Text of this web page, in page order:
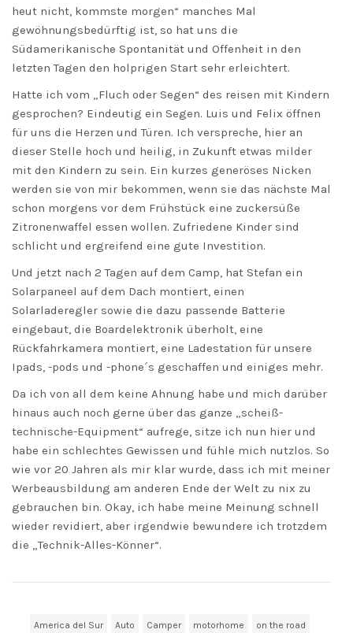
heut nicht, kommste morgen“ manches Mal
gewöhnungsbedürftig ist, so hat uns die
Südamerikanische Spontanität und Offenheit in den
letzten Tagen den holprigen Start sehr erleichtert.
Hatte ich vom „Fluch oder Segen“ des reisen mit Kindern
gesprochen? Eindeutig ein Segen. Luis und Felix öffnen
für uns die Herzen und Türen. Ich verspreche, hier an
dieser Stelle hoch und heilig, in Zukunft etwas milder
mit den Kindern zu sein. Ein kurzes generöses Nicken
werden sie von mir bekommen, wenn sie das nächste Mal
schon morgens vor dem Frühstück eine zuckersüße
Zitronenwaffel essen wollen. Zufriedene Kinder sind
schlicht und ergreifend eine gute Investition.
Und jetzt nach 2 Tagen auf dem Camp, hat Stefan ein
Solarpaneel auf dem Dach montiert, einen
Solarladeregler sowie die dazu passende Batterie
eingebaut, die Boardelektronik überholt, eine
Rückfahrkamera montiert, eine Ladestation für unsere
Ipads, -pods und -phone´s geschaffen und einiges mehr.
Da ich von all dem keine Ahnung habe und mich darüber
hinaus auch noch gerne über das ganze „scheiß-
technische-Equipment“ aufrege, sitze ich nun hier und
habe ein schlechtes Gewissen und fühle mich nutzlos. So
wie vor 20 Jahren als mir klar wurde, dass ich mit meiner
Werbeausbildung am anderen Ende der Welt zu nix zu
gebrauchen bin. Okay, ich habe meine Meinung schnell
wieder revidiert, aber irgendwie bewundere ich trotzdem
die „Technik-Alles-Könner“.
America del Sur Auto Camper motorhome on the road